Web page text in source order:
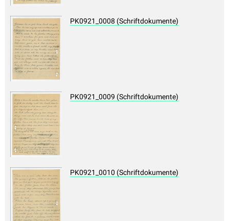
PK0921_0008 (Schriftdokumente)
PK0921_0009 (Schriftdokumente)
PK0921_0010 (Schriftdokumente)